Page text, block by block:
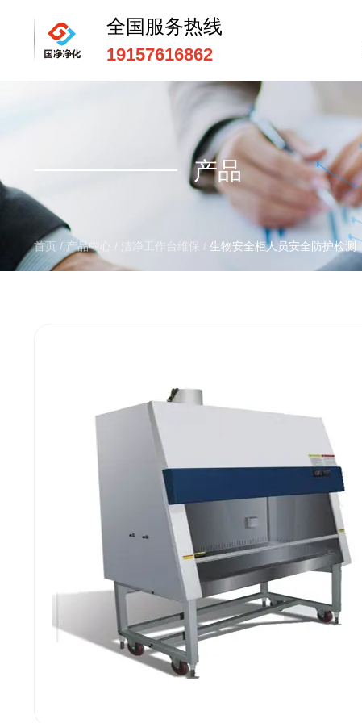
全国服务热线
19157616862
全国服务热线
15669159195
产品
首页 / 产品中心 洁净工作台维保 / 生物安全柜人员安全防护检测